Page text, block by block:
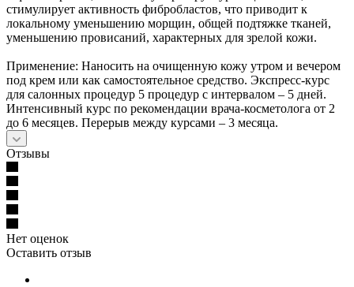
стимулирует активность фибробластов, что приводит к
локальному уменьшению морщин, общей подтяжке тканей,
уменьшению провисаний, характерных для зрелой кожи.
Применение: Наносить на очищенную кожу утром и вечером
под крем или как самостоятельное средство. Экспресс-курс
для салонных процедур 5 процедур с интервалом – 5 дней.
Интенсивный курс по рекомендации врача-косметолога от 2
до 6 месяцев. Перерыв между курсами – 3 месяца.
Отзывы
Нет оценок
Оставить отзыв